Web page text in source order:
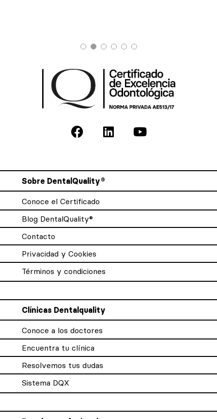
Sobre DentalQuality®
Conoce el Certificado
Blog DentalQuality®
Contacto
Privacidad y Cookies
Términos y condiciones
Clínicas Dentalquality
Conoce a los doctores
Encuentra tu clínica
Resolvemos tus dudas
Sistema DQX